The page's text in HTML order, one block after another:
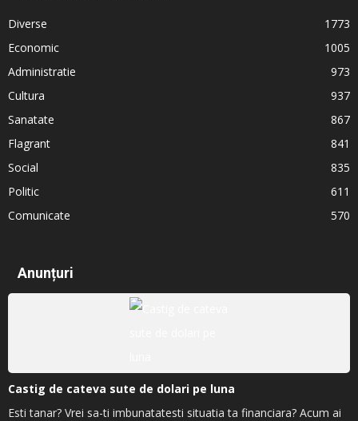
Diverse
1773
Economic
1005
Administratie
973
Cultura
937
Sanatate
867
Flagrant
841
Social
835
Politic
611
Comunicate
570
Anunțuri
Castig de cateva sute de dolari pe luna
Esti tanar? Vrei sa-ti imbunatatesti situatia ta financiara? Acum ai